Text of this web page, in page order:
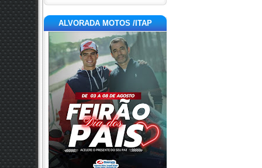
ALVORADA MOTOS /ITAP